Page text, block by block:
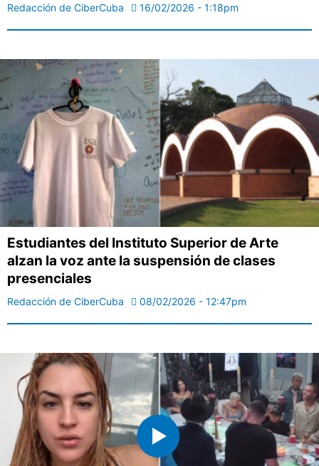
Redacción de CiberCuba 16/02/2026 - 1:18pm
Estudiantes del Instituto Superior de Arte
alzan la voz ante la suspensión de clases
presenciales
Redacción de CiberCuba 08/02/2026 - 12:47pm